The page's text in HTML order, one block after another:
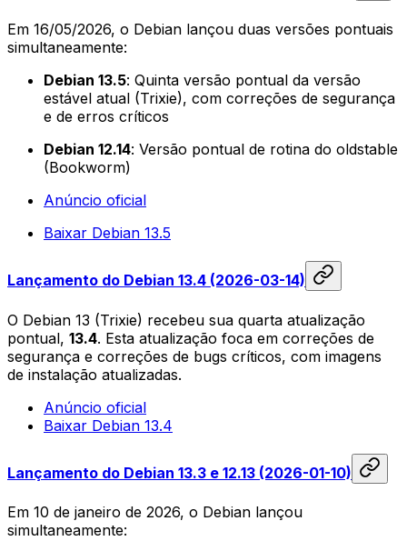
Em 16/05/2026, o Debian lançou duas versões pontuais
simultaneamente:
Debian 13.5: Quinta versão pontual da versão
estável atual (Trixie), com correções de segurança
e de erros críticos
Debian 12.14: Versão pontual de rotina do oldstable
(Bookworm)
Anúncio oficial
Baixar Debian 13.5
Lançamento do Debian 13.4 (2026-03-14)
O Debian 13 (Trixie) recebeu sua quarta atualização
pontual, 13.4. Esta atualização foca em correções de
segurança e correções de bugs críticos, com imagens
de instalação atualizadas.
Anúncio oficial
Baixar Debian 13.4
Lançamento do Debian 13.3 e 12.13 (2026-01-10)
Em 10 de janeiro de 2026, o Debian lançou
simultaneamente: